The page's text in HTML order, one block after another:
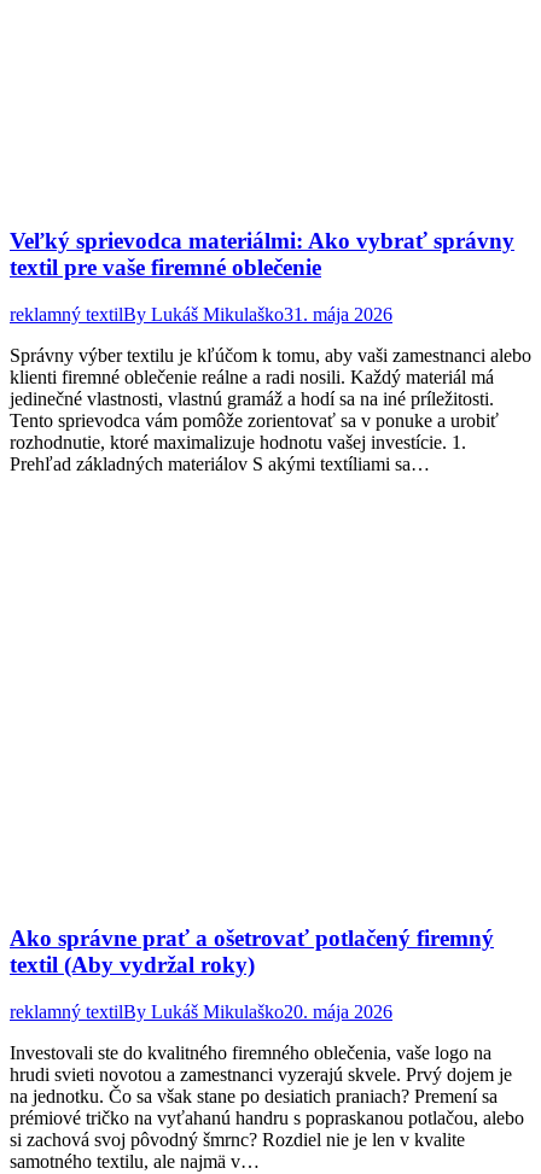
Veľký sprievodca materiálmi: Ako vybrať správny
textil pre vaše firemné oblečenie
reklamný textilBy Lukáš Mikulaško31. mája 2026
Správny výber textilu je kľúčom k tomu, aby vaši zamestnanci alebo
klienti firemné oblečenie reálne a radi nosili. Každý materiál má
jedinečné vlastnosti, vlastnú gramáž a hodí sa na iné príležitosti.
Tento sprievodca vám pomôže zorientovať sa v ponuke a urobiť
rozhodnutie, ktoré maximalizuje hodnotu vašej investície. 1.
Prehľad základných materiálov S akými textíliami sa…
Ako správne prať a ošetrovať potlačený firemný
textil (Aby vydržal roky)
reklamný textilBy Lukáš Mikulaško20. mája 2026
Investovali ste do kvalitného firemného oblečenia, vaše logo na
hrudi svieti novotou a zamestnanci vyzerajú skvele. Prvý dojem je
na jednotku. Čo sa však stane po desiatich praniach? Premení sa
prémiové tričko na vyťahanú handru s popraskanou potlačou, alebo
si zachová svoj pôvodný šmrnc? Rozdiel nie je len v kvalite
samotného textilu, ale najmä v…